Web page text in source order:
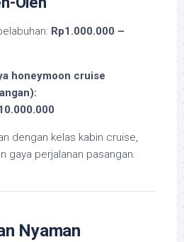
Rp1.000.000 –
honeymoon cruise
dengan kelas kabin cruise,
gaya perjalanan pasangan.
Nyaman